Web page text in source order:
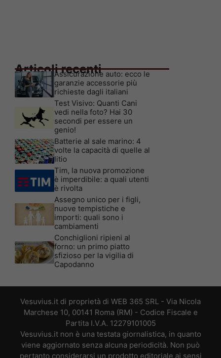
Articoli recenti
Assicurazione auto: ecco le
garanzie accessorie più
richieste dagli italiani
Test Visivo: Quanti Cani
vedi nella foto? Hai 30
secondi per essere un
genio!
Batterie al sale marino: 4
volte la capacità di quelle al
litio
Tim, la nuova promozione
è imperdibile: a quali utenti
è rivolta
Assegno unico per i figli,
nuove tempistiche e
importi: quali sono i
cambiamenti
Conchiglioni ripieni al
forno: un primo piatto
sfizioso per la vigilia di
Capodanno
Vesuvius.it di proprietà di WEB 365 SRL - Via Nicola
Marchese 10, 00141 Roma (RM) - Codice Fiscale e
Partita I.V.A. 12279101005
Vesuvius.it non è una testata giornalistica, in quanto
viene aggiornato senza alcuna periodicità. Non può
pertanto considerarsi un prodotto editoriale ai sensi